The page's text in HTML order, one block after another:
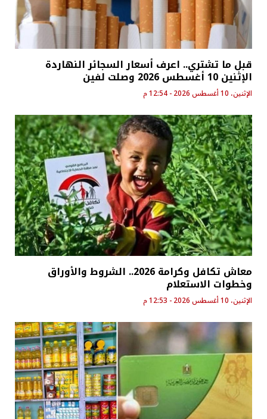
قبل ما تشتري.. اعرف أسعار السجائر النهاردة
الإثنين 10 أغسطس 2026 وصلت لفين
الإثنين، 10 أغسطس 2026 - 12:54 م
معاش تكافل وكرامة 2026.. الشروط والأوراق
وخطوات الاستعلام
الإثنين، 10 أغسطس 2026 - 12:53 م